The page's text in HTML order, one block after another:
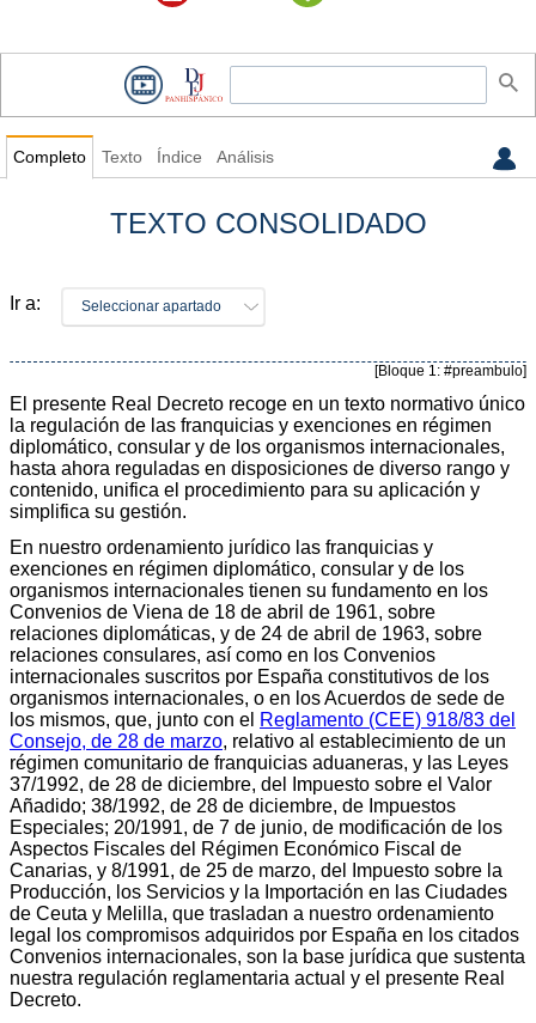
Completo Texto Índice Análisis
TEXTO CONSOLIDADO
Ir a: Seleccionar apartado
[Bloque 1: #preambulo]
El presente Real Decreto recoge en un texto normativo único
la regulación de las franquicias y exenciones en régimen
diplomático, consular y de los organismos internacionales,
hasta ahora reguladas en disposiciones de diverso rango y
contenido, unifica el procedimiento para su aplicación y
simplifica su gestión.
En nuestro ordenamiento jurídico las franquicias y
exenciones en régimen diplomático, consular y de los
organismos internacionales tienen su fundamento en los
Convenios de Viena de 18 de abril de 1961, sobre
relaciones diplomáticas, y de 24 de abril de 1963, sobre
relaciones consulares, así como en los Convenios
internacionales suscritos por España constitutivos de los
organismos internacionales, o en los Acuerdos de sede de
los mismos, que, junto con el Reglamento (CEE) 918/83 del
Consejo, de 28 de marzo, relativo al establecimiento de un
régimen comunitario de franquicias aduaneras, y las Leyes
37/1992, de 28 de diciembre, del Impuesto sobre el Valor
Añadido; 38/1992, de 28 de diciembre, de Impuestos
Especiales; 20/1991, de 7 de junio, de modificación de los
Aspectos Fiscales del Régimen Económico Fiscal de
Canarias, y 8/1991, de 25 de marzo, del Impuesto sobre la
Producción, los Servicios y la Importación en las Ciudades
de Ceuta y Melilla, que trasladan a nuestro ordenamiento
legal los compromisos adquiridos por España en los citados
Convenios internacionales, son la base jurídica que sustenta
nuestra regulación reglamentaria actual y el presente Real
Decreto.